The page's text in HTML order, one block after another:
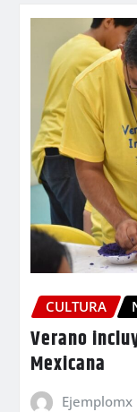
CULTURA
Verano
Mexicana
Ejemplomx